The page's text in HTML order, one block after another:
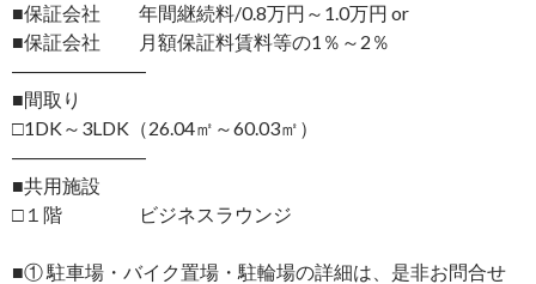
■保証会社 年間継続料/0.8万円～1.0万円 or
■保証会社 月額保証料賃料等の1％～2％
―――――――
■間取り
□1DK～3LDK（26.04㎡～60.03㎡）
―――――――
■共用施設
□１階 ビジネスラウンジ
■① 駐車場・バイク置場・駐輪場の詳細は、是非お問合せ